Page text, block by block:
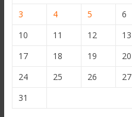
3
4 5 6
10
11 12 13
17
18 19 20
24
25 26 27
31